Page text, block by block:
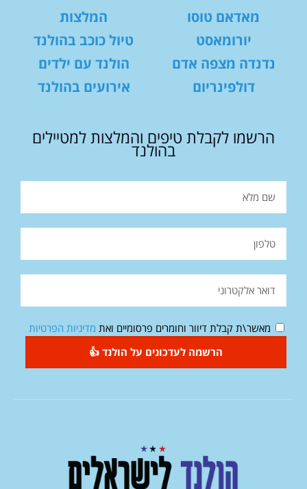
מאדאם טוסו
יורומאסט
נדנדה מצפה אדם
דולפינריום
המלצות
טיול כוכב בהולנד
הולנד עם ילדים
אירועים בהולנד
הרשמו לקבלת טיפים והמלצות למטיילים
בהולנד
מאשר\ת קבלת דיוור וחומרים פרסומיים ואת מדיניות הפרטיות
הרשמה לעדכונים על הולנד 👍